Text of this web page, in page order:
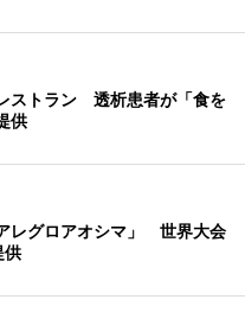
ストラン 透析患者が「食を
供
レグロアオシマ」 世界大会
供